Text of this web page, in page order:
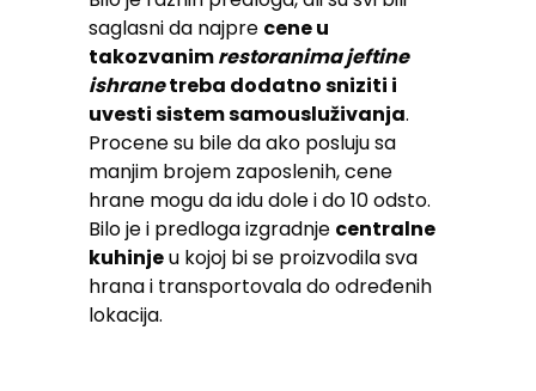
saglasni da najpre cene u
takozvanimrestoranima jeftine
ishranetreba dodatno sniziti i
uvesti sistem samousluživanja.
Procene su bile da ako posluju sa
manjim brojem zaposlenih, cene
hrane mogu da idu dole i do 10 odsto.
Bilo je i predloga izgradnje centralne
kuhinjeu kojoj bi se proizvodila sva
hrana i transportovala do određenih
lokacija.